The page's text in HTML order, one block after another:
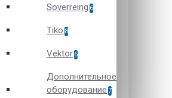
Soverreing 6
Tiko 8
Vektor 6
Дополнительное
оборудование 7